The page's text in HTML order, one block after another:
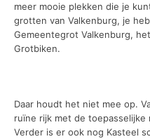
meer mooie plekken die je
grotten van Valkenburg, je
Gemeentegrot Valkenburg,
Grotbiken.
Daar houdt het niet mee op.
ruïne rijk met de toepasselijke
Verder is er ook nog Kasteel